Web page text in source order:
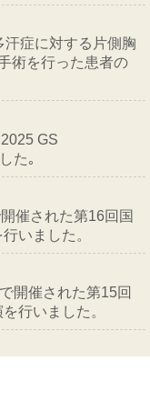
症に対する片側胸
術を行った患者の
GS
た｡
催された第16回国
いました。
開催された第15回
行いました。